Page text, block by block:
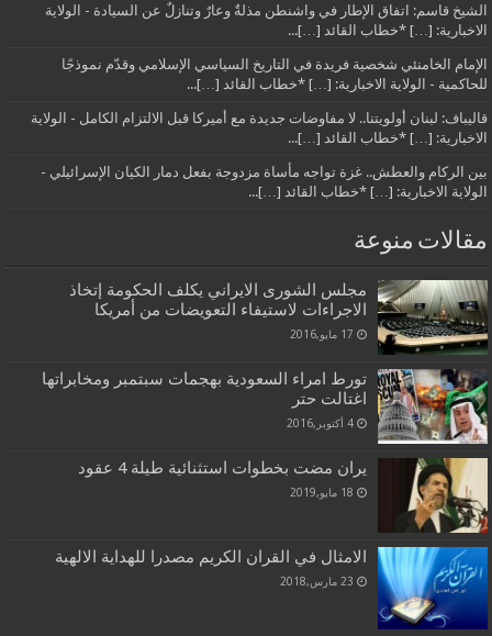
الشيخ قاسم: اتفاق الإطار في واشنطن مذلةٌ وعارٌ وتنازلٌ عن السيادة - الولاية
الاخبارية: […] *خطاب القائد […]...
الإمام الخامنئي شخصية فريدة في التاريخ السياسي الإسلامي وقدّم نموذجًا
للحاكمية - الولاية الاخبارية: […] *خطاب القائد […]...
قاليباف: لبنان أولويتنا.. لا مفاوضات جديدة مع أميركا قبل الالتزام الكامل - الولاية
الاخبارية: […] *خطاب القائد […]...
بين الركام والعطش.. غزة تواجه مأساة مزدوجة بفعل دمار الكيان الإسرائيلي -
الولاية الاخبارية: […] *خطاب القائد […]...
مقالات منوعة
مجلس الشورى الايراني يكلف الحكومة إتخاذ
الاجراءات لاستيفاء التعويضات من أمريكا
17 مايو,2016
تورط امراء السعودية بهجمات سبتمبر ومخابراتها
اغتالت حتر
4 أكتوبر,2016
يران مضت بخطوات استثنائية طيلة 4 عقود
18 مايو,2019
الامثال في القران الكريم مصدرا للهداية الالهية
23 مارس,2018